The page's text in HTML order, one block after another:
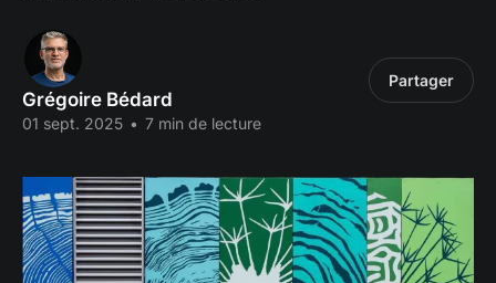
Grégoire Bédard
01 sept. 2025 • 7 min de lecture
Partager